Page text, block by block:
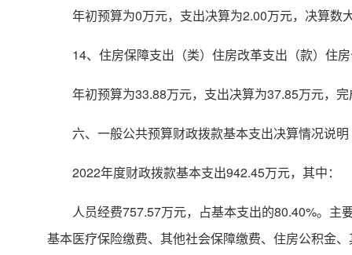
年初预算为0万元，支出决算为2.00万元，决算
14、住房保障支出（类）住房改革支出（款）住
年初预算为33.88万元，支出决算为37.85万元，
六、一般公共预算财政拨款基本支出决算情况说明
2022年度财政拨款基本支出942.45万元，其中：
人员经费757.57万元，占基本支出的80.40%。
基本医疗保险缴费、其他社会保障缴费、住房公积金